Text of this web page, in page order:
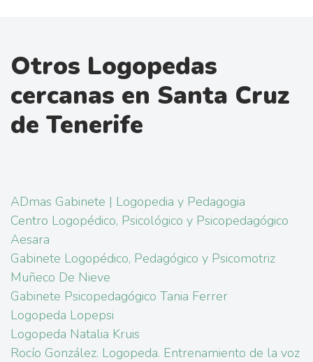
Otros Logopedas
cercanas en Santa Cruz
de Tenerife
ADmas Gabinete | Logopedia y Pedagogia
Centro Logopédico, Psicológico y Psicopedagógico
Aesara
Gabinete Logopédico, Pedagógico y Psicomotriz
Muñeco De Nieve
Gabinete Psicopedagógico Tania Ferrer
Logopeda Lopepsi
Logopeda Natalia Kruis
Rocío González. Logopeda. Entrenamiento de la voz